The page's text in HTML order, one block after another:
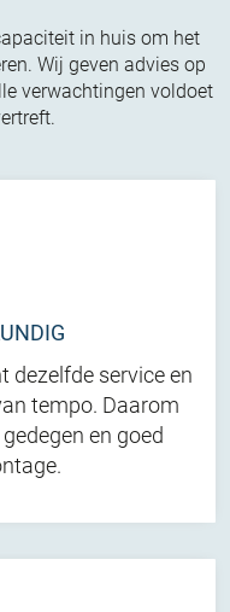
in huis om het
Wij geven advies op
verwachtingen voldoet
dezelfde service en
tempo. Daarom
en goed